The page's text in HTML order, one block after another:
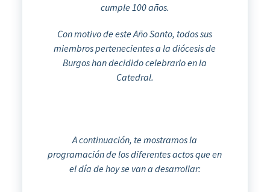
cumple 100 años.
Con motivo de este Año Santo, todos sus
miembros pertenecientes a la diócesis de
Burgos han decidido celebrarlo en la
Catedral.
A continuación, te mostramos la
programación de los diferentes actos que en
el día de hoy se van a desarrollar: